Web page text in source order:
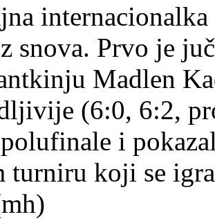
snova. Prvo je
Madlen
(6:0, 6:2,
i
turniru koji se